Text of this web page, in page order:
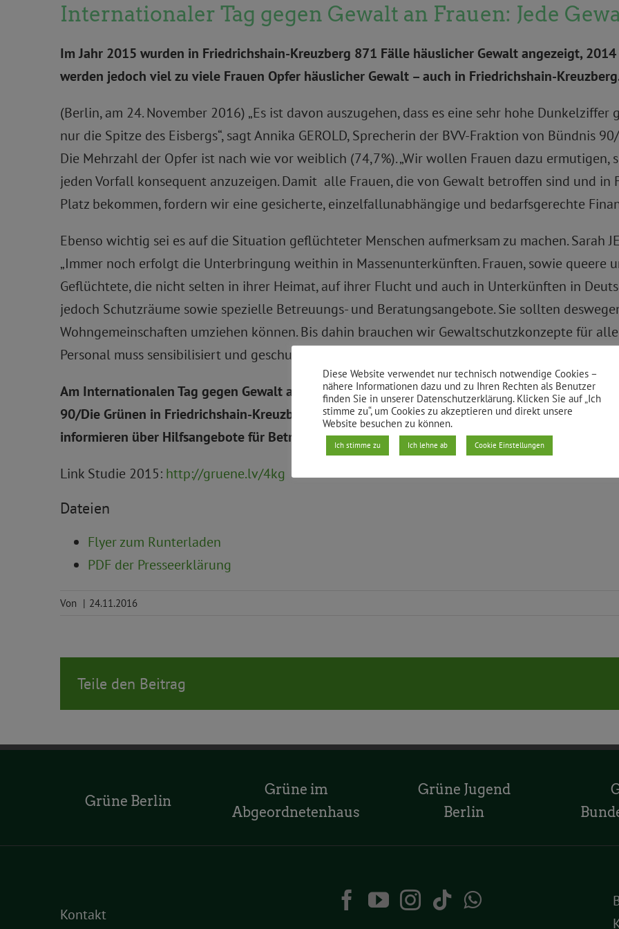
Internationaler Tag gegen Gewalt an Frauen: Jede
Im Jahr 2015 wurden in Friedrichshain-Kreuzberg 871 Fälle häuslicher Gewalt angezeigt,
werden jedoch viel zu viele Frauen Opfer häuslicher Gewalt – auch in Friedrichshain-
(Berlin, am 24. November 2016) „Es ist davon auszugehen, dass es eine sehr hohe
nur die Spitze des Eisbergs“, sagt Annika GEROLD, Sprecherin der BVV-Fraktion von Bündnis
Die Mehrzahl der Opfer ist nach wie vor weiblich (74,7%). „Wir wollen Frauen dazu
jeden Vorfall konsequent anzuzeigen. Damit alle Frauen, die von Gewalt betroffen sind und in
Platz bekommen, fordern wir eine gesicherte, einzelfallunabhängige und bedarfsgerechte
Ebenso wichtig sei es auf die Situation geflüchteter Menschen aufmerksam zu machen. Sarah
„Immer noch erfolgt die Unterbringung weithin in Massenunterkünften. Frauen, sowie queere
Geflüchtete, die nicht selten in ihrer Heimat, auf ihrer Flucht und auch in Unterkünften in
jedoch Schutzräume sowie spezielle Betreuungs- und Beratungsangebote. Sie sollten
Wohngemeinschaften umziehen können. Bis dahin brauchen wir Gewaltschutzkonzepte für
Personal muss sensibilisiert und geschult werden und es müssen weibliche
Am Internationalen Tag gegen Gewalt an Frauen, den 25.11.2016, verteilen Mitglieder von
90/Die Grünen in Friedrichshain-Kreuzberg von 16-17 Uhr an der Ecke Mehringdamm/
informieren über Hilfsangebote für Betroffene.
Link Studie 2015: http://gruene.lv/4kg
Dateien
Flyer zum Runterladen
PDF der Presseerklärung
Von | 24.11.2016
Teile den Beitrag
Grüne Berlin
Grüne im
Abgeordnetenhaus
Grüne Jugend
Berlin
Kontakt
Diese Website verwendet nur technisch notwendige Cookies –
nähere Informationen dazu und zu Ihren Rechten als Benutzer
finden Sie in unserer Datenschutzerklärung. Klicken Sie auf „Ich
stimme zu“, um Cookies zu akzeptieren und direkt unsere
Website besuchen zu können.
Ich stimme zu Ich lehne ab Cookie Einstellungen